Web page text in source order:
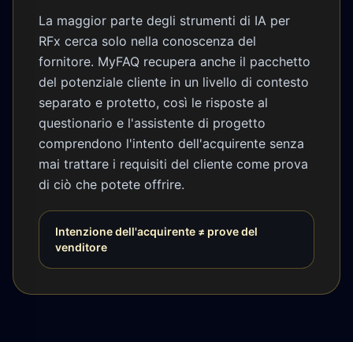
La maggior parte degli strumenti di IA per
RFx cerca solo nella conoscenza del
fornitore. MyFAQ recupera anche il pacchetto
del potenziale cliente in un livello di contesto
separato e protetto, così le risposte al
questionario e l'assistente di progetto
comprendono l'intento dell'acquirente senza
mai trattare i requisiti del cliente come prova
di ciò che potete offrire.
Intenzione dell'acquirente ≠ prove del
venditore